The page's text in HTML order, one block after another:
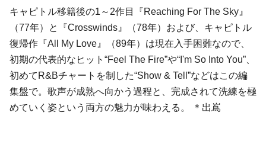
キャピトル移籍後の1～2作目『Reaching For The Sky』
（77年）と『Crosswinds』（78年）および、キャピトル
復帰作『All My Love』（89年）は現在入手困難なので、
初期の代表的なヒット“Feel The Fire”や“I'm So Into You”、
初めてR&Bチャートを制した“Show & Tell”などはこの編
集盤で。歌声が成熟へ向かう過程と、完成されて洗練を極
めていく姿という両方の魅力が味わえる。 ＊出嶌